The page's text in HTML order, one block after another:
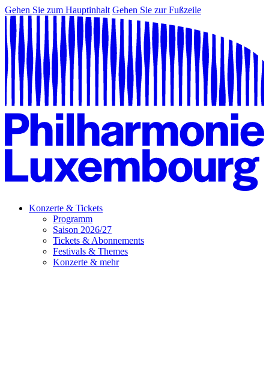
Gehen Sie zum Hauptinhalt Gehen Sie zur Fußzeile
Konzerte & Tickets
Programm
Saison 2026/27
Tickets & Abonnements
Festivals & Themes
Konzerte & mehr